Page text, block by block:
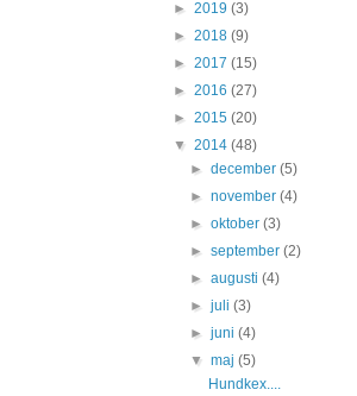
► 2019 (3)
► 2018 (9)
► 2017 (15)
► 2016 (27)
► 2015 (20)
▼ 2014 (48)
►december(5)
►november(4)
►oktober(3)
►september(2)
►augusti(4)
►juli(3)
►juni(4)
▼maj(5)
Hundkex....